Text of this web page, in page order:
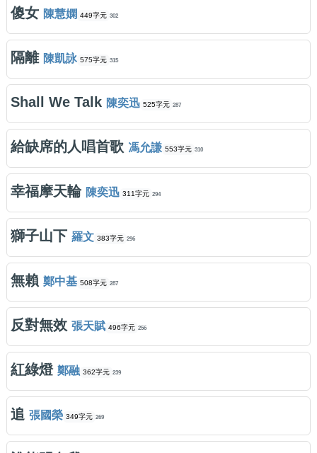
傻女 陳慧嫻 449字元 302
隔離 陳凱詠 575字元 315
Shall We Talk 陳奕迅 525字元 287
給缺席的人唱首歌 馮允謙 553字元 310
幸福摩天輪 陳奕迅 311字元 294
獅子山下 羅文 383字元 296
無賴 鄭中基 508字元 287
反對無效 張天賦 496字元 256
紅綠燈 鄭融 362字元 239
追 張國榮 349字元 269